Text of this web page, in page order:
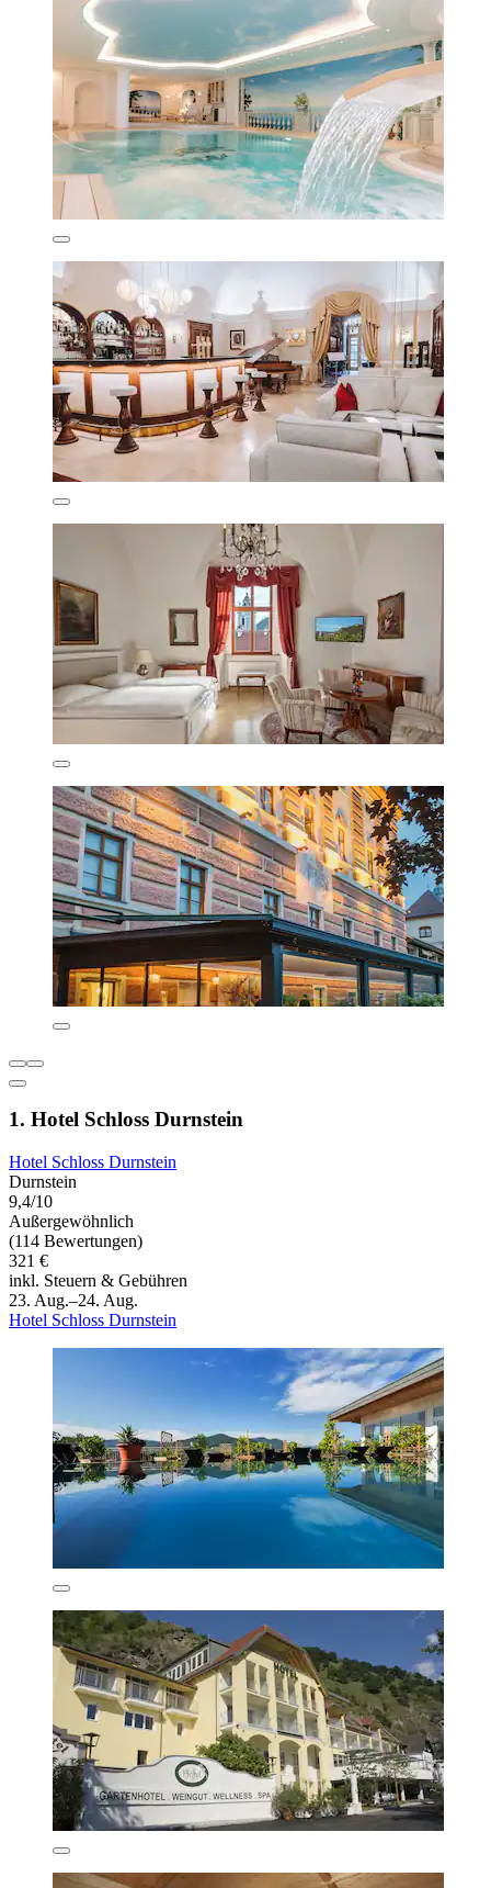
1. Hotel Schloss Durnstein
Hotel Schloss Durnstein
Durnstein
9,4/10
Außergewöhnlich
(114 Bewertungen)
321 €
inkl. Steuern & Gebühren
23. Aug.–24. Aug.
Hotel Schloss Durnstein